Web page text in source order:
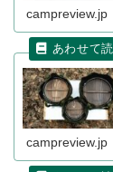
campreview.jp
campreview.jp